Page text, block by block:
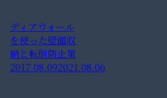
ディアウォール
を使った壁面収
納と転倒防止策
2017.08.092021.08.06